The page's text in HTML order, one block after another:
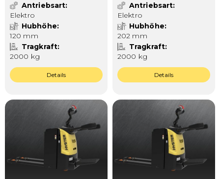
Antriebsart
Elektro
Hubhöhe
120 mm
Tragkraft
2000 kg
Details
Antriebsart
Elektro
Hubhöhe
202 mm
Tragkraft
2000 kg
Details